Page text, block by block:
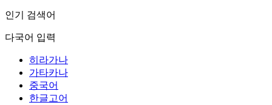
인기 검색어
다국어 입력
히라가나
가타카나
중국어
한글고어